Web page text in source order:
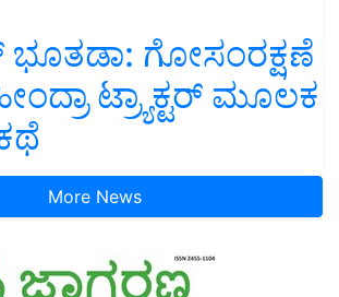
ಗೋಸಂರಕ್ಷಣೆ
ಟ್ರ್ಯಾಕ್ಟರ್ ಮೂಲಕ
More News